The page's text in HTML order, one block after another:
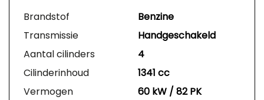
Brandstof
Benzine
Transmissie
Handgeschakeld
Aantal cilinders
4
Cilinderinhoud
1341 cc
Vermogen
60 kW / 82 PK